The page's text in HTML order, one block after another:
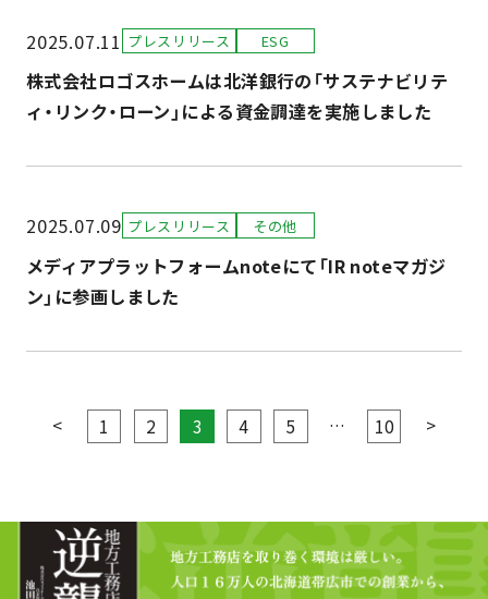
2025.07.11 プレスリリース ESG
株式会社ロゴスホームは北洋銀行の「サステナビリテ
ィ・リンク・ローン」による資金調達を実施しました
2025.07.09 プレスリリース その他
メディアプラットフォームnoteにて「IR noteマガジ
ン」に参画しました
< 1 2 3 4 5 … 10 >